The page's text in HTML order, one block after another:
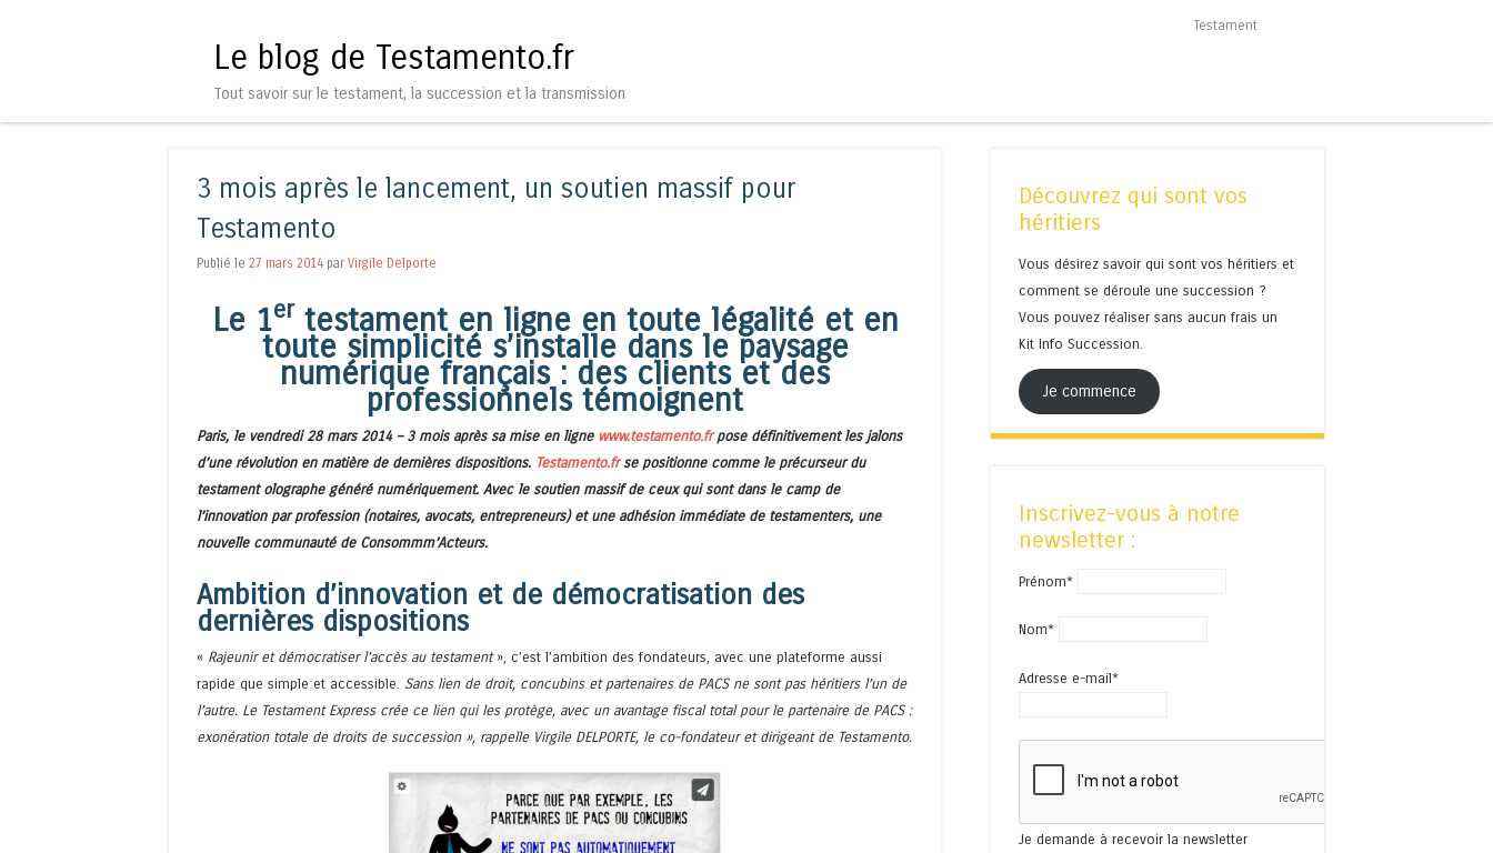
Le blog de Testamento.fr
Tout savoir sur le testament, la succession et la transmission
Testament
3 mois après le lancement, un soutien massif pour
Testamento
Publié le 27 mars 2014 par Virgile Delporte
Le 1ertestament en ligne en toute légalité et en
toute simplicité s’installe dans le paysage
numérique français : des clients et des
professionnels témoignent
Paris, le vendredi 28 mars 2014 – 3 mois après sa mise en ligne www.testamento.fr pose définitivement les jalons
d’une révolution en matière de dernières dispositions. Testamento.frse positionne comme le précurseur du
testament olographe généré numériquement. Avec le soutien massif de ceux qui sont dans le camp de
l’innovation par profession (notaires, avocats, entrepreneurs) et une adhésion immédiate de testamenters, une
nouvelle communauté de Consommm’Acteurs.
Ambition d’innovation et de démocratisation des
dernières dispositions
« Rajeunir et démocratiser l’accès au testament », c’est l’ambition des fondateurs, avec une plateforme aussi
rapide que simple et accessible. Sans lien de droit, concubins et partenaires de PACS ne sont pas héritiers l’un de
l’autre. Le Testament Express crée ce lien qui les protège, avec un avantage fiscal total pour le partenaire de PACS :
exonération totale de droits de succession », rappelle Virgile DELPORTE, le co-fondateur et dirigeant de Testamento.
Découvrez qui sont vos
héritiers
Vous désirez savoir qui sont vos héritiers et
comment se déroule une succession ?
Vous pouvez réaliser sans aucun frais un
Kit Info Succession.
Je commence
Inscrivez-vous à notre
newsletter :
Prénom*
Nom*
Adresse e-mail*
Je demande à recevoir la newsletter